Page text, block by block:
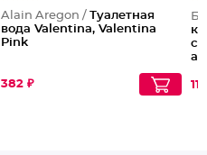
Alain Aregon / Туалетная
вода Valentina, Valentina
Pink
382 ₽